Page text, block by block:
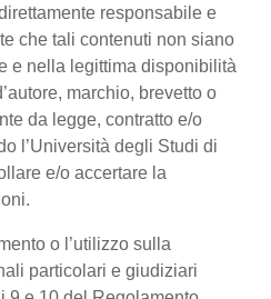
responsabile e
che tali contenuti non siano
e nella legittima disponibilità
marchio, brevetto o
da legge, contratto e/o
l’Università degli Studi di
e/o accertare la
o l’utilizzo sulla
particolari e giudiziari